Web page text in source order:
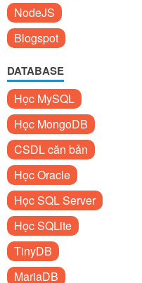
NodeJS
Blogspot
DATABASE
Học MySQL
Học MongoDB
CSDL căn bản
Học Oracle
Học SQL Server
Học SQLite
TinyDB
MariaDB